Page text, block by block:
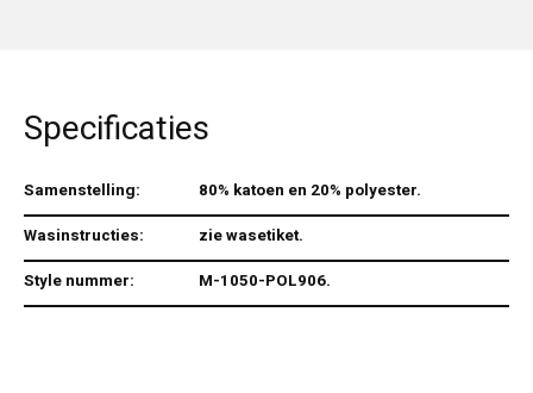
Specificaties
Samenstelling:
80% katoen en 20% polyester.
Wasinstructies:
zie wasetiket.
Style nummer:
M-1050-POL906.